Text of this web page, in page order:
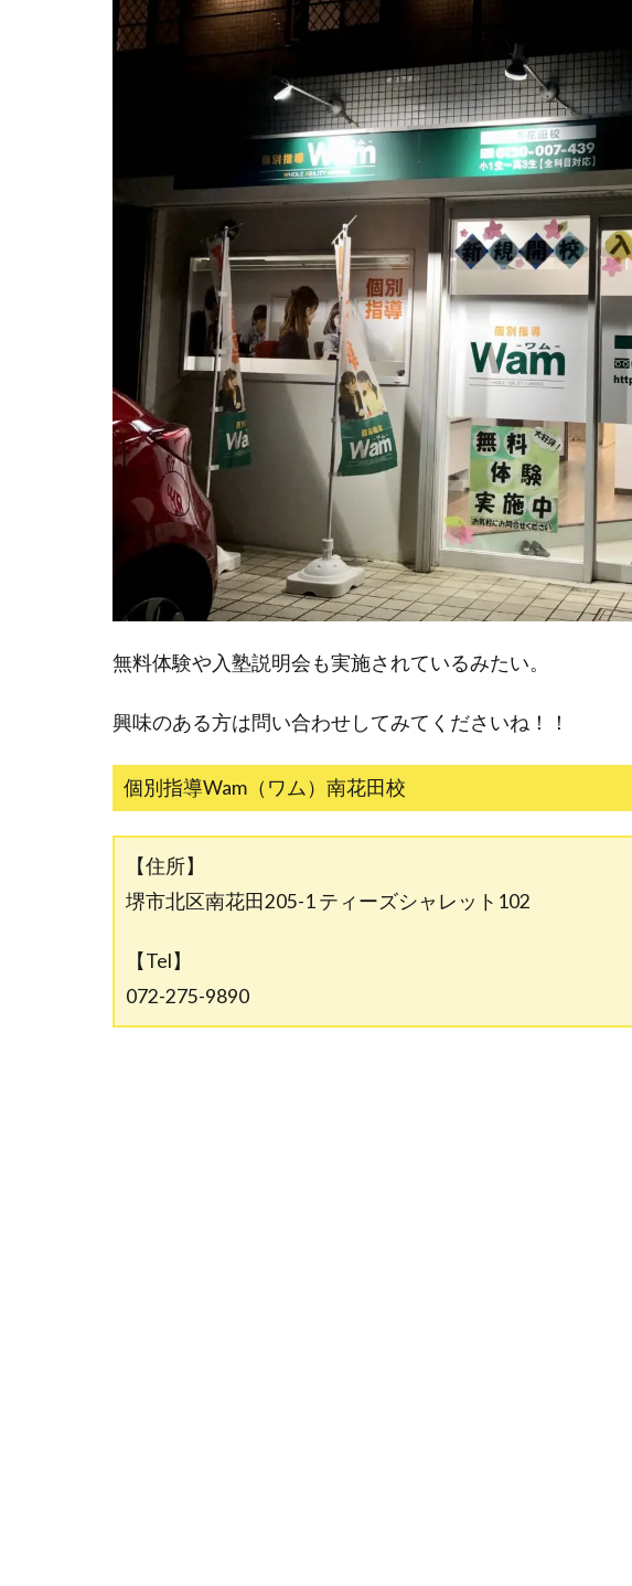
無料体験や入塾説明会も実施されているみたい。
興味のある方は問い合わせしてみてくださいね！！
個別指導Wam（ワム）南花田校
【住所】
堺市北区南花田205-1 ティーズシャレット102
【Tel】
072-275-9890